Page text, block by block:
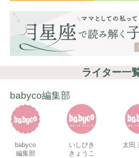
ライター一
babyco編集部
babyco
編集部
いしびき
きょうこ
太田